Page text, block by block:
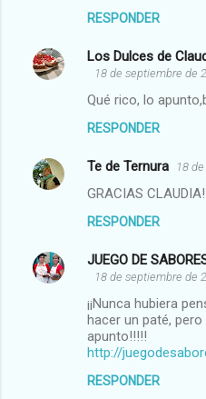
RESPONDER
Los Dulces de
18 de septiembre de
Qué rico, lo
RESPONDER
Te de Ternura 18
GRACIAS
RESPONDER
JUEGO DE
18 de septiembre de
¡¡Nunca hubiera
hacer un paté,
apunto!!!!!
http://
RESPONDER